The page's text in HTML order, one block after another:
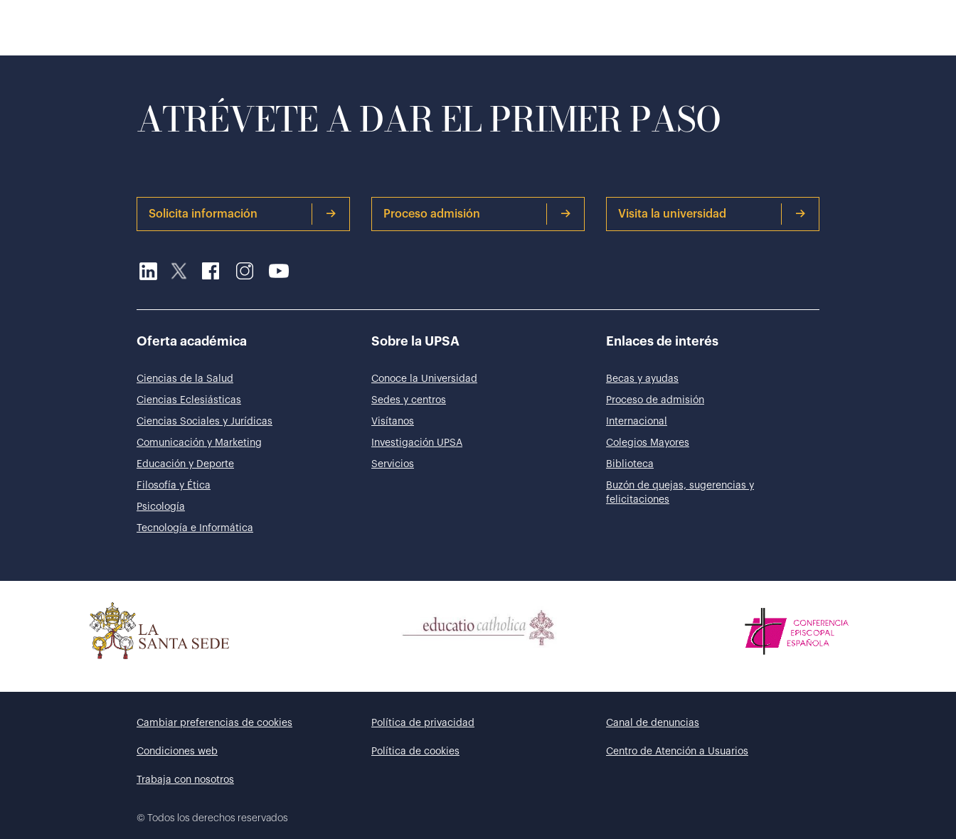
ATRÉVETE A DAR EL PRIMER PASO
Solicita información Proceso admisión Visita la universidad
Oferta académica
Ciencias de la Salud
Ciencias Eclesiásticas
Ciencias Sociales y Jurídicas
Comunicación y Marketing
Educación y Deporte
Filosofía y Ética
Psicología
Tecnología e Informática
Sobre la UPSA
Conoce la Universidad
Sedes y centros
Visítanos
Investigación UPSA
Servicios
Enlaces de interés
Becas y ayudas
Proceso de admisión
Internacional
Colegios Mayores
Biblioteca
Buzón de quejas, sugerencias y
felicitaciones
Cambiar preferencias de cookies Política de privacidad Canal de denuncias
Condiciones web Política de cookies Centro de Atención a Usuarios
Trabaja con nosotros
© Todos los derechos reservados